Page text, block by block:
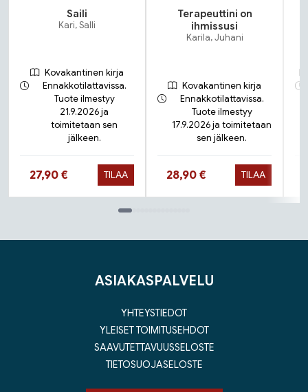
Saili
Kari, Salli
Kovakantinen kirja
Ennakkotilattavissa.
Tuote ilmestyy
21.9.2026 ja
toimitetaan sen
jälkeen.
Hinta nyt
27,90 € TILAA
Terapeuttini on
ihmissusi
Karila, Juhani
Kovakantinen kirja
Ennakkotilattavissa.
Tuote ilmestyy
17.9.2026 ja toimitetaan
sen jälkeen.
Hinta nyt
28,90 € TILAA
ASIAKASPALVELU
YHTEYSTIEDOT
YLEISET TOIMITUSEHDOT
SAAVUTETTAVUUSSELOSTE
TIETOSUOJASELOSTE